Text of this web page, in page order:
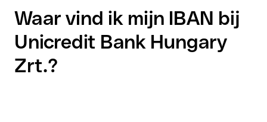
Waar vind ik mijn IBAN bij
Unicredit Bank Hungary
Zrt.?